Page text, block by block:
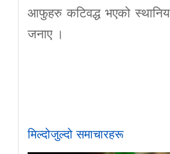
आफुहरु कटिवद्ध भएको
जनाए ।
मिल्दोजुल्दो समाचारहरू